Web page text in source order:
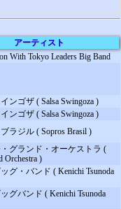
アーティスト
With Tokyo Leaders Big Band
ンゴザ ( Salsa Swingoza )
ンゴザ ( Salsa Swingoza )
ラジル ( Sopros Brasil )
・グランド・オーケストラ (
Orchestra )
グ・バンド ( Kenichi Tsunoda
グバンド ( Kenichi Tsunoda